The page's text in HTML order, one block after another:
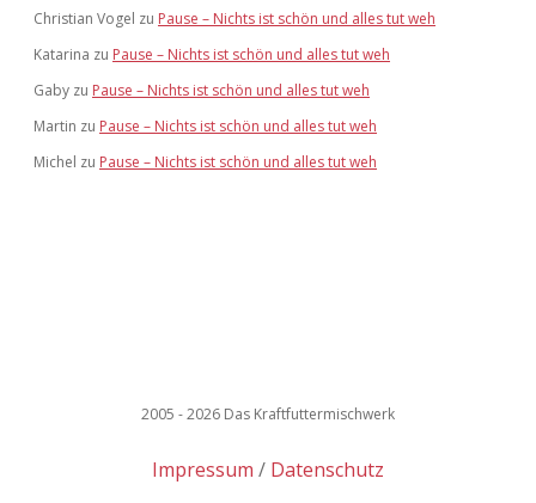
Christian Vogel zu Pause – Nichts ist schön und alles tut weh
Katarina zu Pause – Nichts ist schön und alles tut weh
Gaby zu Pause – Nichts ist schön und alles tut weh
Martin zu Pause – Nichts ist schön und alles tut weh
Michel zu Pause – Nichts ist schön und alles tut weh
2005 - 2026 Das Kraftfuttermischwerk
Impressum Datenschutz